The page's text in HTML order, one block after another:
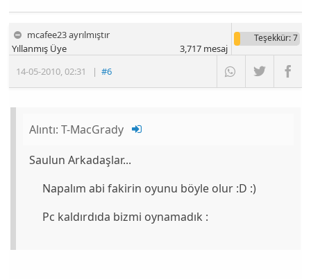
mcafee23 ayrılmıştır
14-05-2010,02:31 |#6
Yıllanmış Üye
Teşekkür: 7
3,717mesaj
Alıntı:T-MacGrady
Saulun Arkadaşlar...
Napalım abi fakirin oyunu böyle olur :D :)
Pc kaldırdıda bizmi oynamadık :